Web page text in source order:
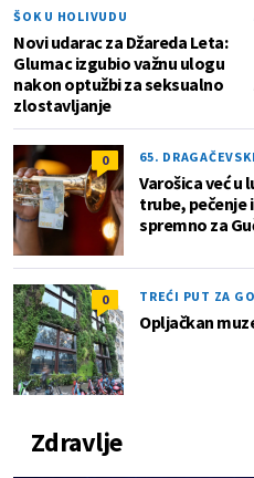
ŠOK U HOLIVUDU
Novi udarac za Džareda Leta:
Glumac izgubio važnu ulogu
nakon optužbi za seksualno
zlostavljanje
0 65.
Varošica već u
trube, pečenje
spremno za
0 TREĆI PUT ZA
Opljačkan
Zdravlje